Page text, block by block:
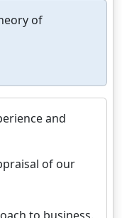
of
and
of our